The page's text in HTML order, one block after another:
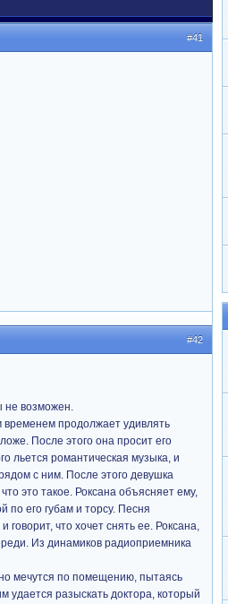
#41
#42
не возможен.
временем продолжает удивлять
После этого она просит его
льется романтическая музыка, и
с ним. После этого девушка
это такое. Роксана объясняет ему,
по его губам и торсу. Песня
говорит, что хочет снять ее. Роксана,
Из динамиков радиоприемника
мечутся по помещению, пытаясь
удается разыскать доктора, который